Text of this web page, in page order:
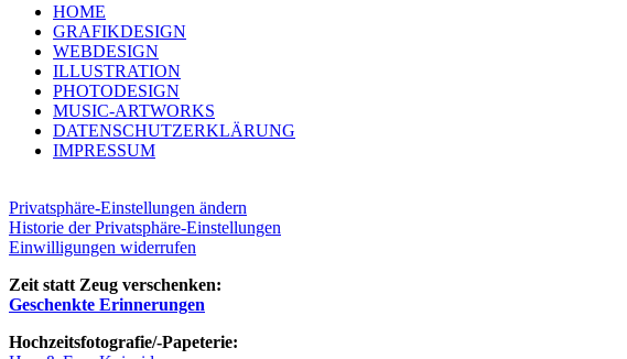
HOME
GRA­FIK­DE­SIGN
WEB­DE­SIGN
ILLUS­TRA­TI­ON
PHO­TO­DE­SIGN
MUSIC-ART­WORKS
DATEN­SCHUTZ­ER­KLÄ­RUNG
IMPRES­SUM
Privatsphäre-Einstellungen ändern
Historie der Privatsphäre-Einstellungen
Einwilligungen widerrufen
Zeit statt Zeug verschenken:
Geschenk­te Erinnerungen
Hoch­zeits­fo­to­gra­fie/-Pape­te­rie: